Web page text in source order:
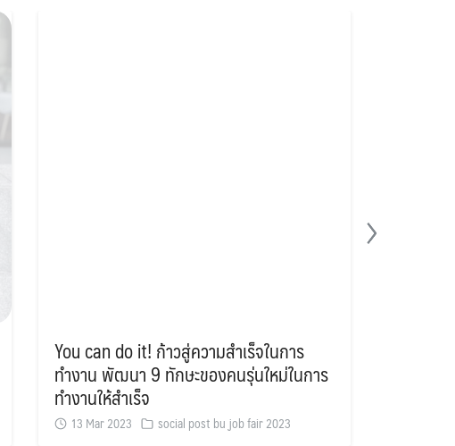
You can do it! ก้าวสู่ความสำเร็จในการ
ทำงาน พัฒนา 9 ทักษะของคนรุ่นใหม่ในการ
ทำงานให้สำเร็จ
13 Mar 2023 social post bu job fair 2023